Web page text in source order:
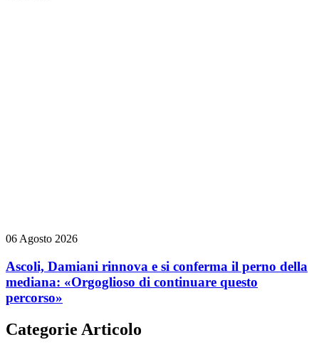
06 Agosto 2026
Ascoli, Damiani rinnova e si conferma il perno della
mediana: «Orgoglioso di continuare questo
percorso»
Categorie Articolo